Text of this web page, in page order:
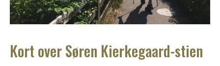
Kort over Søren Kierkegaard-stien